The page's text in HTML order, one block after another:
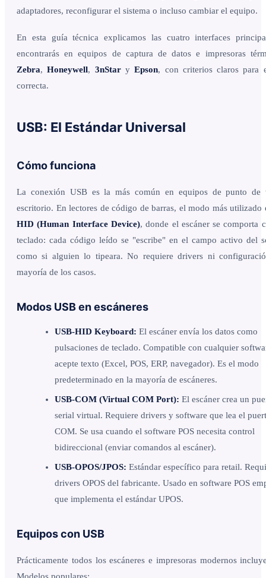
adaptadores, reconfigurar el sistema o incluso cambiar el equipo.
En esta guía técnica explicamos las cuatro interfaces
encontrarás en equipos de captura de datos e impresoras
Zebra,Honeywell, 3nStaryEpson, con criterios claros para
correcta.
USB: El Estándar Universal
Cómo funciona
La conexión USB es la más común en equipos de punto de
escritorio. En lectores de código de barras, el modo más utilizado
HID (Human Interface Device), donde el escáner se comporta
teclado: cada código leído se "escribe" en el campo activo del
como si alguien lo tipeara. No requiere drivers ni
mayoría de los casos.
Modos USB en escáneres
USB-HID Keyboard: El escáner envía los datos como
pulsaciones de teclado. Compatible con cualquier
acepte texto (Excel, POS, ERP, navegador). Es el modo
predeterminado en la mayoría de escáneres.
USB-COM (Virtual COM Port): El escáner crea un
serial virtual. Requiere drivers y software que lea el
COM. Se usa cuando el software POS necesita control
bidireccional (enviar comandos al escáner).
USB-OPOS/JPOS: Estándar específico para retail.
drivers OPOS del fabricante. Usado en software POS
que implementa el estándar UPOS.
Equipos con USB
Prácticamente todos los escáneres e impresoras modernos